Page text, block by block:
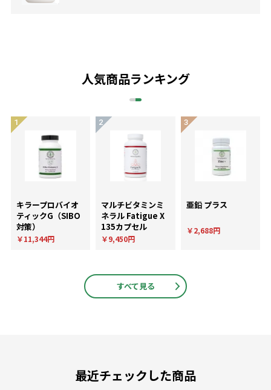
人気商品ランキング
キラープロバイオ
ティックG（SIBO
対策）
￥11,344円
マルチビタミンミ
ネラル Fatigue X
135カプセル
￥9,450円
亜鉛 プラス
￥2,688円
すべて見る
最近チェックした商品